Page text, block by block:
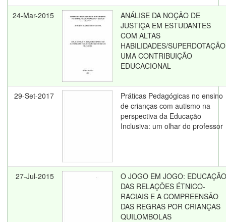
24-Mar-2015
ANÁLISE DA NOÇÃO DE
JUSTIÇA EM ESTUDANTES
COM ALTAS
HABILIDADES/
UMA CONTRIBUIÇÃO
EDUCACIONAL
29-Set-2017
Práticas Pedagógicas no ensino
de crianças com autismo na
perspectiva da Educação
Inclusiva: um olhar do professor
27-Jul-2015
O JOGO EM JOGO: EDUCAÇÃO
DAS RELAÇÕES ÉTNICO-
RACIAIS E A COMPREENSÃO
DAS REGRAS POR CRIANÇAS
QUILOMBOLAS